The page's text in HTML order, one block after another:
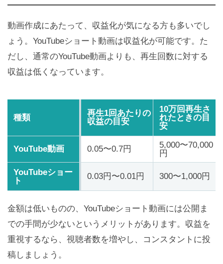
動画作成にあたって、収益化が気になる方も多いでし
ょう。YouTubeショート動画は収益化が可能です。た
だし、通常のYouTube動画よりも、再生回数に対する
収益は低くなっています。
種類
再生1回あたりの
収益の目安
10万回再生さ
れたときの目
安
YouTube動画 0.05〜0.7円
5,000〜70,000
円
YouTubeショー
ト
0.03円〜0.01円 300〜1,000円
金額は低いものの、YouTubeショート動画には公開ま
での手間が少ないというメリットがあります。収益を
重視するなら、視聴者数を増やし、コンスタントに投
稿しましょう。